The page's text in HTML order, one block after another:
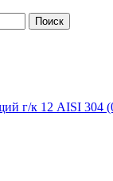
г/к 12 AISI 304